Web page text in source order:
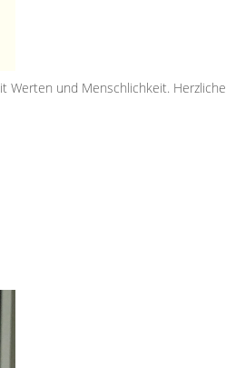
Werten und Menschlichkeit. Herzliche